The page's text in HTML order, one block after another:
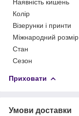
Наявність кишень
Колір
Візерунки і принти
Міжнародний розмір
Стан
Сезон
Приховати
Умови доставки